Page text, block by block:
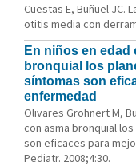
Cuestas E, Buñuel JC.
otitis media con
En niños en edad
bronquial los
síntomas son
enfermedad
Olivares Grohnert M,
con asma bronquial
son eficaces para
Pediatr. 2008;4:30.